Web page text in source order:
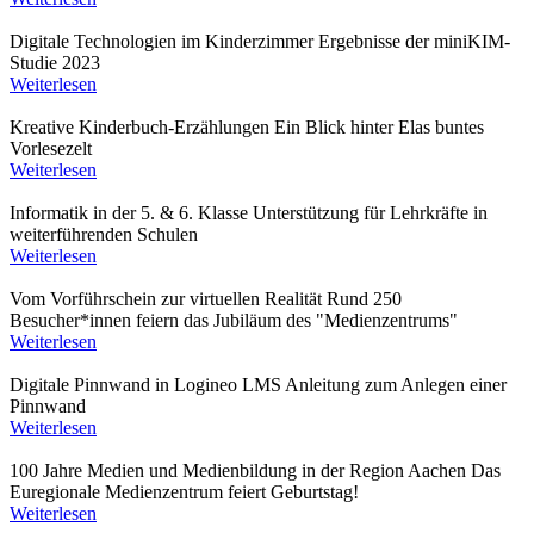
Digitale Technologien im Kinderzimmer Ergebnisse der miniKIM-
Studie 2023
Weiterlesen
Kreative Kinderbuch-Erzählungen Ein Blick hinter Elas buntes
Vorlesezelt
Weiterlesen
Informatik in der 5. & 6. Klasse Unterstützung für Lehrkräfte in
weiterführenden Schulen
Weiterlesen
Vom Vorführschein zur virtuellen Realität Rund 250
Besucher*innen feiern das Jubiläum des "Medienzentrums"
Weiterlesen
Digitale Pinnwand in Logineo LMS Anleitung zum Anlegen einer
Pinnwand
Weiterlesen
100 Jahre Medien und Medienbildung in der Region Aachen Das
Euregionale Medienzentrum feiert Geburtstag!
Weiterlesen